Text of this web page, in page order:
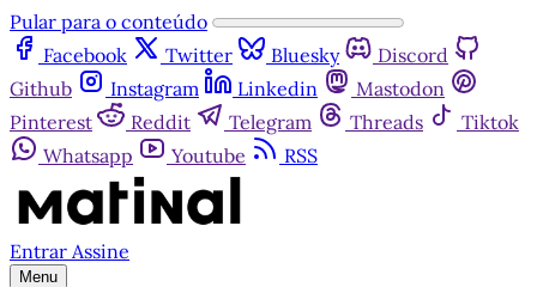
Pular para o conteúdo
Facebook
Twitter Bluesky
Discord
Github
Instagram Linkedin
Mastodon
Pinterest
Reddit Telegram Threads
Tiktok
Whatsapp
Youtube RSS
Entrar Assine
Menu